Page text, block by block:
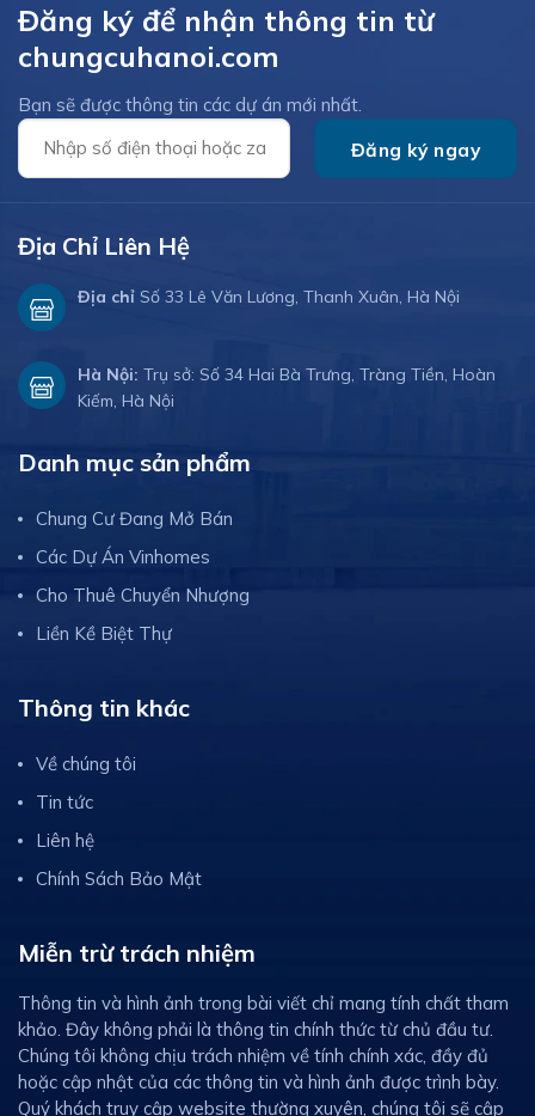
Đăng ký để nhận thông tin từ
chungcuhanoi.com
Bạn sẽ được thông tin các dự án mới nhất.
Địa Chỉ Liên Hệ
Địa chỉ Số 33 Lê Văn Lương, Thanh Xuân, Hà Nội
Hà Nội: Trụ sở: Số 34 Hai Bà Trưng, Tràng Tiền, Hoàn
Kiếm, Hà Nội
Danh mục sản phẩm
Chung Cư Đang Mở Bán
Các Dự Án Vinhomes
Cho Thuê Chuyển Nhượng
Liền Kề Biệt Thự
Thông tin khác
Về chúng tôi
Tin tức
Liên hệ
Chính Sách Bảo Mật
Miễn trừ trách nhiệm
Thông tin và hình ảnh trong bài viết chỉ mang tính chất tham
khảo. Đây không phải là thông tin chính thức từ chủ đầu tư.
Chúng tôi không chịu trách nhiệm về tính chính xác, đầy đủ
hoặc cập nhật của các thông tin và hình ảnh được trình bày.
Quý khách truy cập website thường xuyên, chúng tôi sẽ cập